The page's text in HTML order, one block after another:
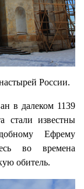
России.
в далеком 1139
стали известны
Ефрему
во времена
обитель.